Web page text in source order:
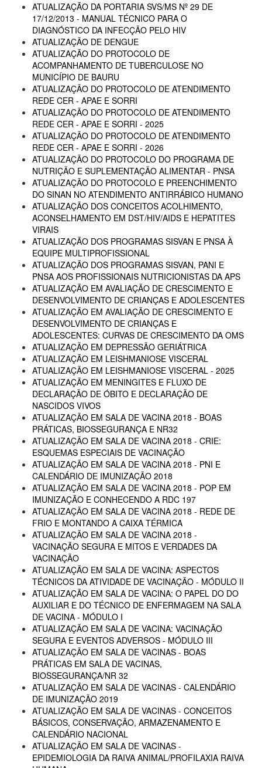
ATUALIZAÇÃO DA PORTARIA SVS/MS Nº 29 DE
17/12/2013 - MANUAL TÉCNICO PARA O
DIAGNÓSTICO DA INFECÇÃO PELO HIV
ATUALIZAÇÃO DE DENGUE
ATUALIZAÇÃO DO PROTOCOLO DE
ACOMPANHAMENTO DE TUBERCULOSE NO
MUNICÍPIO DE BAURU
ATUALIZAÇÃO DO PROTOCOLO DE ATENDIMENTO
REDE CER - APAE E SORRI
ATUALIZAÇÃO DO PROTOCOLO DE ATENDIMENTO
REDE CER - APAE E SORRI - 2025
ATUALIZAÇÃO DO PROTOCOLO DE ATENDIMENTO
REDE CER - APAE E SORRI - 2026
ATUALIZAÇÃO DO PROTOCOLO DO PROGRAMA DE
NUTRIÇÃO E SUPLEMENTAÇÃO ALIMENTAR - PNSA
ATUALIZAÇÃO DO PROTOCOLO E PREENCHIMENTO
DO SINAN NO ATENDIMENTO ANTIRRÁBICO HUMANO
ATUALIZAÇÃO DOS CONCEITOS ACOLHIMENTO,
ACONSELHAMENTO EM DST/HIV/AIDS E HEPATITES
VIRAIS
ATUALIZAÇÃO DOS PROGRAMAS SISVAN E PNSA À
EQUIPE MULTIPROFISSIONAL
ATUALIZAÇÃO DOS PROGRAMAS SISVAN, PANI E
PNSA AOS PROFISSIONAIS NUTRICIONISTAS DA APS
ATUALIZAÇÃO EM AVALIAÇÃO DE CRESCIMENTO E
DESENVOLVIMENTO DE CRIANÇAS E ADOLESCENTES
ATUALIZAÇÃO EM AVALIAÇÃO DE CRESCIMENTO E
DESENVOLVIMENTO DE CRIANÇAS E
ADOLESCENTES: CURVAS DE CRESCIMENTO DA OMS
ATUALIZAÇÃO EM DEPRESSÃO GERIÁTRICA
ATUALIZAÇÃO EM LEISHMANIOSE VISCERAL
ATUALIZAÇÃO EM LEISHMANIOSE VISCERAL - 2025
ATUALIZAÇÃO EM MENINGITES E FLUXO DE
DECLARAÇÃO DE ÓBITO E DECLARAÇÃO DE
NASCIDOS VIVOS
ATUALIZAÇÃO EM SALA DE VACINA 2018 - BOAS
PRÁTICAS, BIOSSEGURANÇA E NR32
ATUALIZAÇÃO EM SALA DE VACINA 2018 - CRIE:
ESQUEMAS ESPECIAIS DE VACINAÇÃO
ATUALIZAÇÃO EM SALA DE VACINA 2018 - PNI E
CALENDÁRIO DE IMUNIZAÇÃO 2018
ATUALIZAÇÃO EM SALA DE VACINA 2018 - POP EM
IMUNIZAÇÃO E CONHECENDO A RDC 197
ATUALIZAÇÃO EM SALA DE VACINA 2018 - REDE DE
FRIO E MONTANDO A CAIXA TÉRMICA
ATUALIZAÇÃO EM SALA DE VACINA 2018 -
VACINAÇÃO SEGURA E MITOS E VERDADES DA
VACINAÇÃO
ATUALIZAÇÃO EM SALA DE VACINA: ASPECTOS
TÉCNICOS DA ATIVIDADE DE VACINAÇÃO - MÓDULO II
ATUALIZAÇÃO EM SALA DE VACINA: O PAPEL DO DO
AUXILIAR E DO TÉCNICO DE ENFERMAGEM NA SALA
DE VACINA - MÓDULO I
ATUALIZAÇÃO EM SALA DE VACINA: VACINAÇÃO
SEGURA E EVENTOS ADVERSOS - MÓDULO III
ATUALIZAÇÃO EM SALA DE VACINAS - BOAS
PRÁTICAS EM SALA DE VACINAS,
BIOSSEGURANÇA/NR 32
ATUALIZAÇÃO EM SALA DE VACINAS - CALENDÁRIO
DE IMUNIZAÇÃO 2019
ATUALIZAÇÃO EM SALA DE VACINAS - CONCEITOS
BÁSICOS, CONSERVAÇÃO, ARMAZENAMENTO E
CALENDÁRIO NACIONAL
ATUALIZAÇÃO EM SALA DE VACINAS -
EPIDEMIOLOGIA DA RAIVA ANIMAL/PROFILAXIA RAIVA